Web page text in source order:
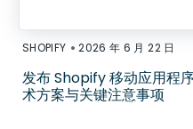
SHOPIFY • 2026 年 6 月 22 日
发布 Shopify 移动应用程
术方案与关键注意事项